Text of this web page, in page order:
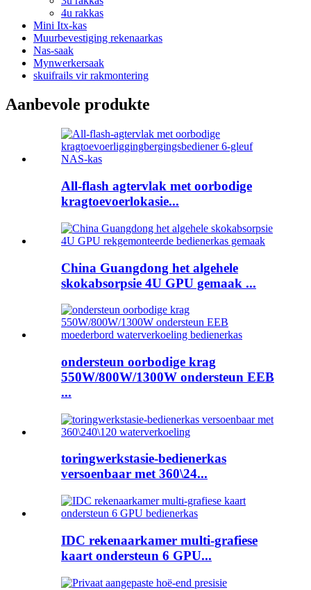
4u rakkas
Mini Itx-kas
Muurbevestiging rekenaarkas
Nas-saak
Mynwerkersaak
skuifrails vir rakmontering
Aanbevole produkte
All-flash agtervlak met oorbodige
kragtoevoerlokasie...
China Guangdong het algehele
skokabsorpsie 4U GPU gemaak ...
ondersteun oorbodige krag
550W/800W/1300W ondersteun EEB
...
toringwerkstasie-bedienerkas
versoenbaar met 360\24...
IDC rekenaarkamer multi-grafiese
kaart ondersteun 6 GPU...